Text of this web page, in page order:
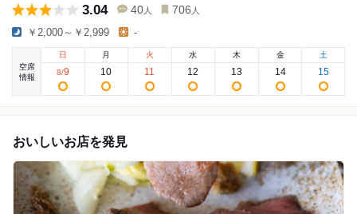
3.04 40 人 706 人
￥2,000～￥2,999 -
空席
情報
日
8/9
月
10
火
11
水
12
木
13
金
14
土
15
おいしいお店を発見